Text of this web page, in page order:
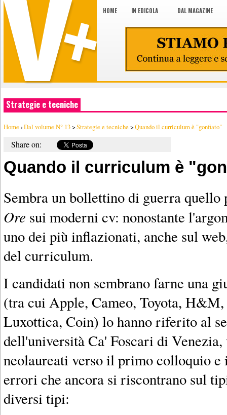
HOME IN EDICOLA DAL MAGAZINE
Strategie e tecniche
Home ›Dal volume N° 13>Strategie e tecniche >Quando il curriculum è "gonfiato"
Share on:
Quando il curriculum è
Sembra un bollettino di guerra
Ore sui moderni cv: nonostante
uno dei più inflazionati, anche sul
del curriculum.
I candidati non sembrano farne una
(tra cui Apple, Cameo, Toyota,
Luxottica, Coin) lo hanno riferito al
dell'università Ca' Foscari di
neolaureati verso il primo colloquio
errori che ancora si riscontrano sul
diversi tipi: